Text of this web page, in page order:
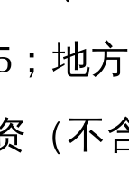
；地
（不